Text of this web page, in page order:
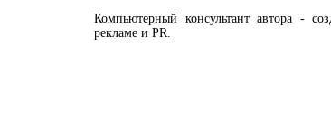
Компьютерный консультант автора -
рекламе и PR.